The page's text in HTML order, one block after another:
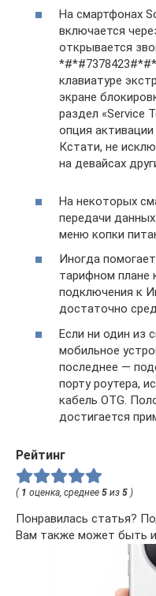
На смартфонах
включается
открывается
клавиатуре
экране
раздел «Service
опция
Кстати, не
на девайсах
На некоторых
передачи
меню копки
Иногда
тарифном плане
подключения к
достаточно
Если ни один из
мобильное
последнее —
порту роутера,
кабель OTG.
достигается
Рейтинг
( 1 оценка, среднее 5 из 5 )
Понравилась статья?
Вам также может быть